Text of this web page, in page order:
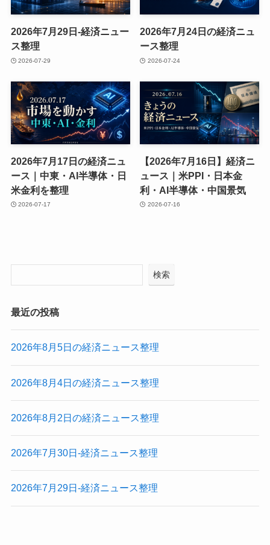
2026年7月29日-経済ニュー
ス整理
2026-07-29
2026年7月24日の経済ニュ
ース整理
2026-07-24
2026年7月17日の経済ニュ
ース｜中東・AI半導体・日
米金利を整理
2026-07-17
【2026年7月16日】経済ニ
ュース｜米PPI・日本金
利・AI半導体・中国景気
2026-07-16
検索
最近の投稿
2026年8月5日の経済ニュース整理
2026年8月4日の経済ニュース整理
2026年8月2日の経済ニュース整理
2026年7月30日-経済ニュース整理
2026年7月29日-経済ニュース整理